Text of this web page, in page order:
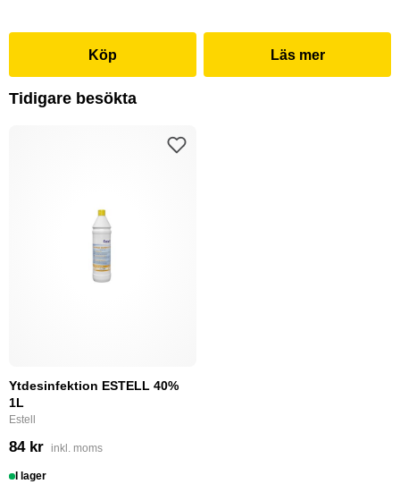
Köp Läs mer
Tidigare besökta
Ytdesinfektion ESTELL 40%
1L
Estell
84 kr inkl. moms
I lager